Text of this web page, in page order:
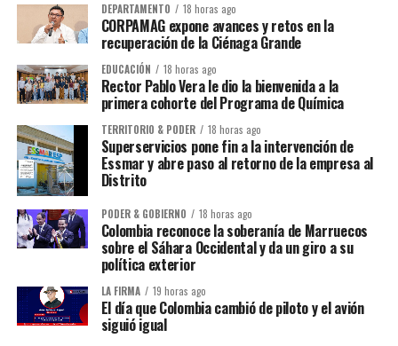
DEPARTAMENTO 18 horas ago
CORPAMAG expone avances y retos en la
recuperación de la Ciénaga Grande
EDUCACIÓN 18 horas ago
Rector Pablo Vera le dio la bienvenida a la
primera cohorte del Programa de Química
TERRITORIO & PODER 18 horas ago
Superservicios pone fin a la intervención de
Essmar y abre paso al retorno de la empresa al
Distrito
PODER & GOBIERNO 18 horas ago
Colombia reconoce la soberanía de Marruecos
sobre el Sáhara Occidental y da un giro a su
política exterior
LA FIRMA 19 horas ago
El día que Colombia cambió de piloto y el avión
siguió igual